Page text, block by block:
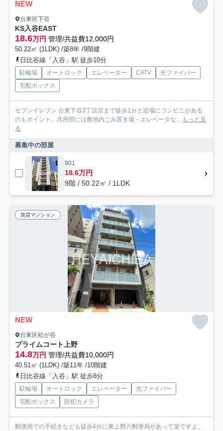
NEW
台東区下谷
KS入谷EAST
18.6万円 管理/共益費12,000円
50.22㎡ (1LDK) /築8年 /9階建
日比谷線「入谷」駅 徒歩10分
駐輪場 オートロック エレベーター CATV
光ファイバー
宅配ボックス
セブンイレブン 台東下谷3丁目店まで徒歩1分と近場にコンビニがある
のもポイント。共用部には敷地内ごみ置き場・エレベータな...
もっと見
る
募集中の部屋
901
18.6万円
9階 / 50.22㎡ / 1LDK
賃貸マンション
NEW
台東区松が谷
プライムコート上野
14.8万円 管理/共益費10,000円
40.51㎡ (1LDK) /築11年 /10階建
日比谷線「入谷」駅 徒歩8分
駐輪場 オートロック エレベーター
光ファイバー
宅配ボックス
防犯カメラ
郵便局での手続きなども徒歩4分に東上野六郵便局があって楽ですよ。